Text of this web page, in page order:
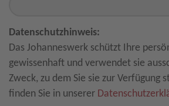
Datenschutzhinweis:
Das Johanneswerk schützt Ihre
gewissenhaft und verwendet sie
Zweck, zu dem Sie sie zur Verfügung
finden Sie in unserer